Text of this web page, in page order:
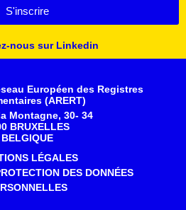
S'inscrire
nous sur Linkedin
Européen des Registres
(ARERT)
Montagne, 30- 34
BRUXELLES
BELGIQUE
LÉGALES
DES DONNÉES